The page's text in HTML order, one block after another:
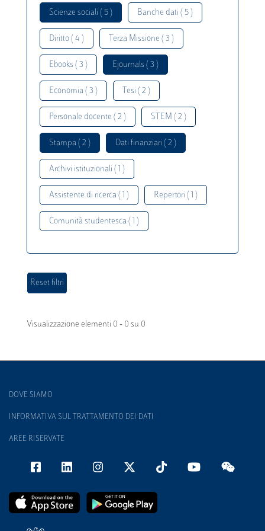
Scienze sociali ( 5 ) Banche dati ( 5 )
Diritto ( 4 ) Terza Missione ( 3 )
Ebooks ( 3 ) Ejournals ( 3 )
Economia ( 3 ) Tesi ( 2 )
Personale docente ( 2 ) STEM ( 2 )
Stampa ( 2 ) Dati finanziari ( 2 )
Archivi istituzionali ( 1 )
Assistente di ricerca ( 1 ) Repertori ( 1 )
Comunità studentesca ( 1 )
Visualizzazione elementi 0 - 0 su 0
DOVE SIAMO
INFORMATIVA SUL TRATTAMENTO DEI DATI
AREE RISERVATE